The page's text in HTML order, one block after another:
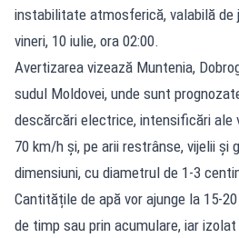
instabilitate atmosferică, valabilă de
vineri, 10 iulie, ora 02:00.
Avertizarea vizează Muntenia,
sudul Moldovei, unde sunt
descărcări electrice, intensificări ale
70 km/h și, pe arii restrânse, vijelii și
dimensiuni, cu diametrul de 1-3
Cantitățile de apă vor ajunge la 15-
de timp sau prin acumulare, iar